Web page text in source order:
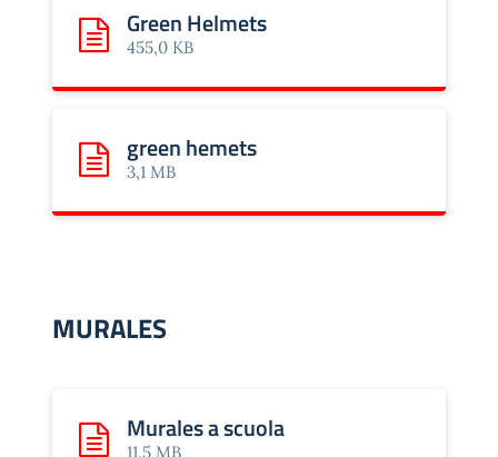
Scarica: Green Helmets
Green Helmets
455,0 KB
Scarica: green hemets
green hemets
3,1 MB
MURALES
Murales a scuola
11,5 MB